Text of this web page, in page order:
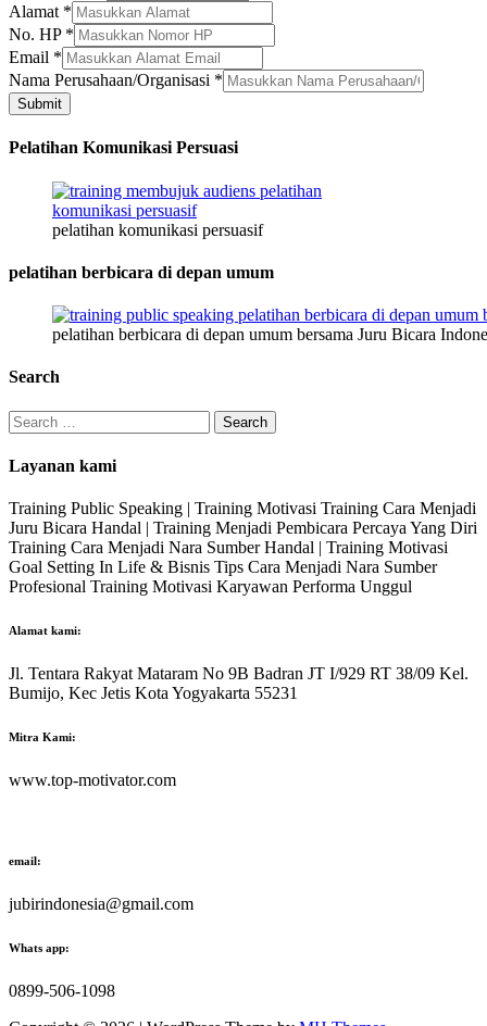
Alamat *
No. HP *
HP
Email
Jenis
Email *
Nama Perusahaan/Organisasi *
Submit
Pelatihan Komunikasi Persuasi
pelatihan komunikasi persuasif
pelatihan berbicara di depan umum
pelatihan berbicara di depan umum bersama Juru Bicara
Search
Search
for:
Layanan kami
Training Public Speaking | Training Motivasi Training Cara Menjadi
Juru Bicara Handal | Training Menjadi Pembicara Percaya Yang Diri
Training Cara Menjadi Nara Sumber Handal | Training Motivasi
Goal Setting In Life & Bisnis Tips Cara Menjadi Nara Sumber
Profesional Training Motivasi Karyawan Performa Unggul
Alamat kami:
Jl. Tentara Rakyat Mataram No 9B Badran JT I/929 RT 38/09 Kel.
Bumijo, Kec Jetis Kota Yogyakarta 55231
Mitra Kami:
www.top-motivator.com
email:
jubirindonesia@gmail.com
Whats app:
0899-506-1098